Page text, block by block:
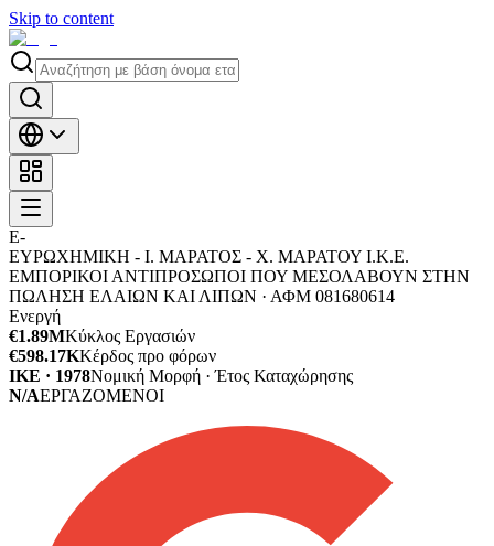
Skip to content
Ε-
ΕΥΡΩΧΗΜΙΚΗ - Ι. ΜΑΡΑΤΟΣ - X. MAΡΑΤΟΥ Ι.Κ.Ε.
ΕΜΠΟΡΙΚΟΙ ΑΝΤΙΠΡΟΣΩΠΟΙ ΠΟΥ ΜΕΣΟΛΑΒΟΥΝ ΣΤΗΝ
ΠΩΛΗΣΗ ΕΛΑΙΩΝ ΚΑΙ ΛΙΠΩΝ · ΑΦΜ 081680614
Ενεργή
€1.89MΚύκλος Εργασιών
€598.17KΚέρδος προ φόρων
ΙΚΕ · 1978Νομική Μορφή · Έτος Καταχώρησης
N/AΕΡΓΑΖΟΜΕΝΟΙ